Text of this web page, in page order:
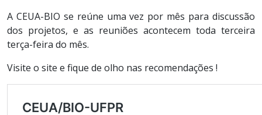
A CEUA-BIO se reúne uma vez por mês para discussão
dos projetos, e as reuniões acontecem toda terceira
terça-feira do mês.
Visite o site e fique de olho nas recomendações !